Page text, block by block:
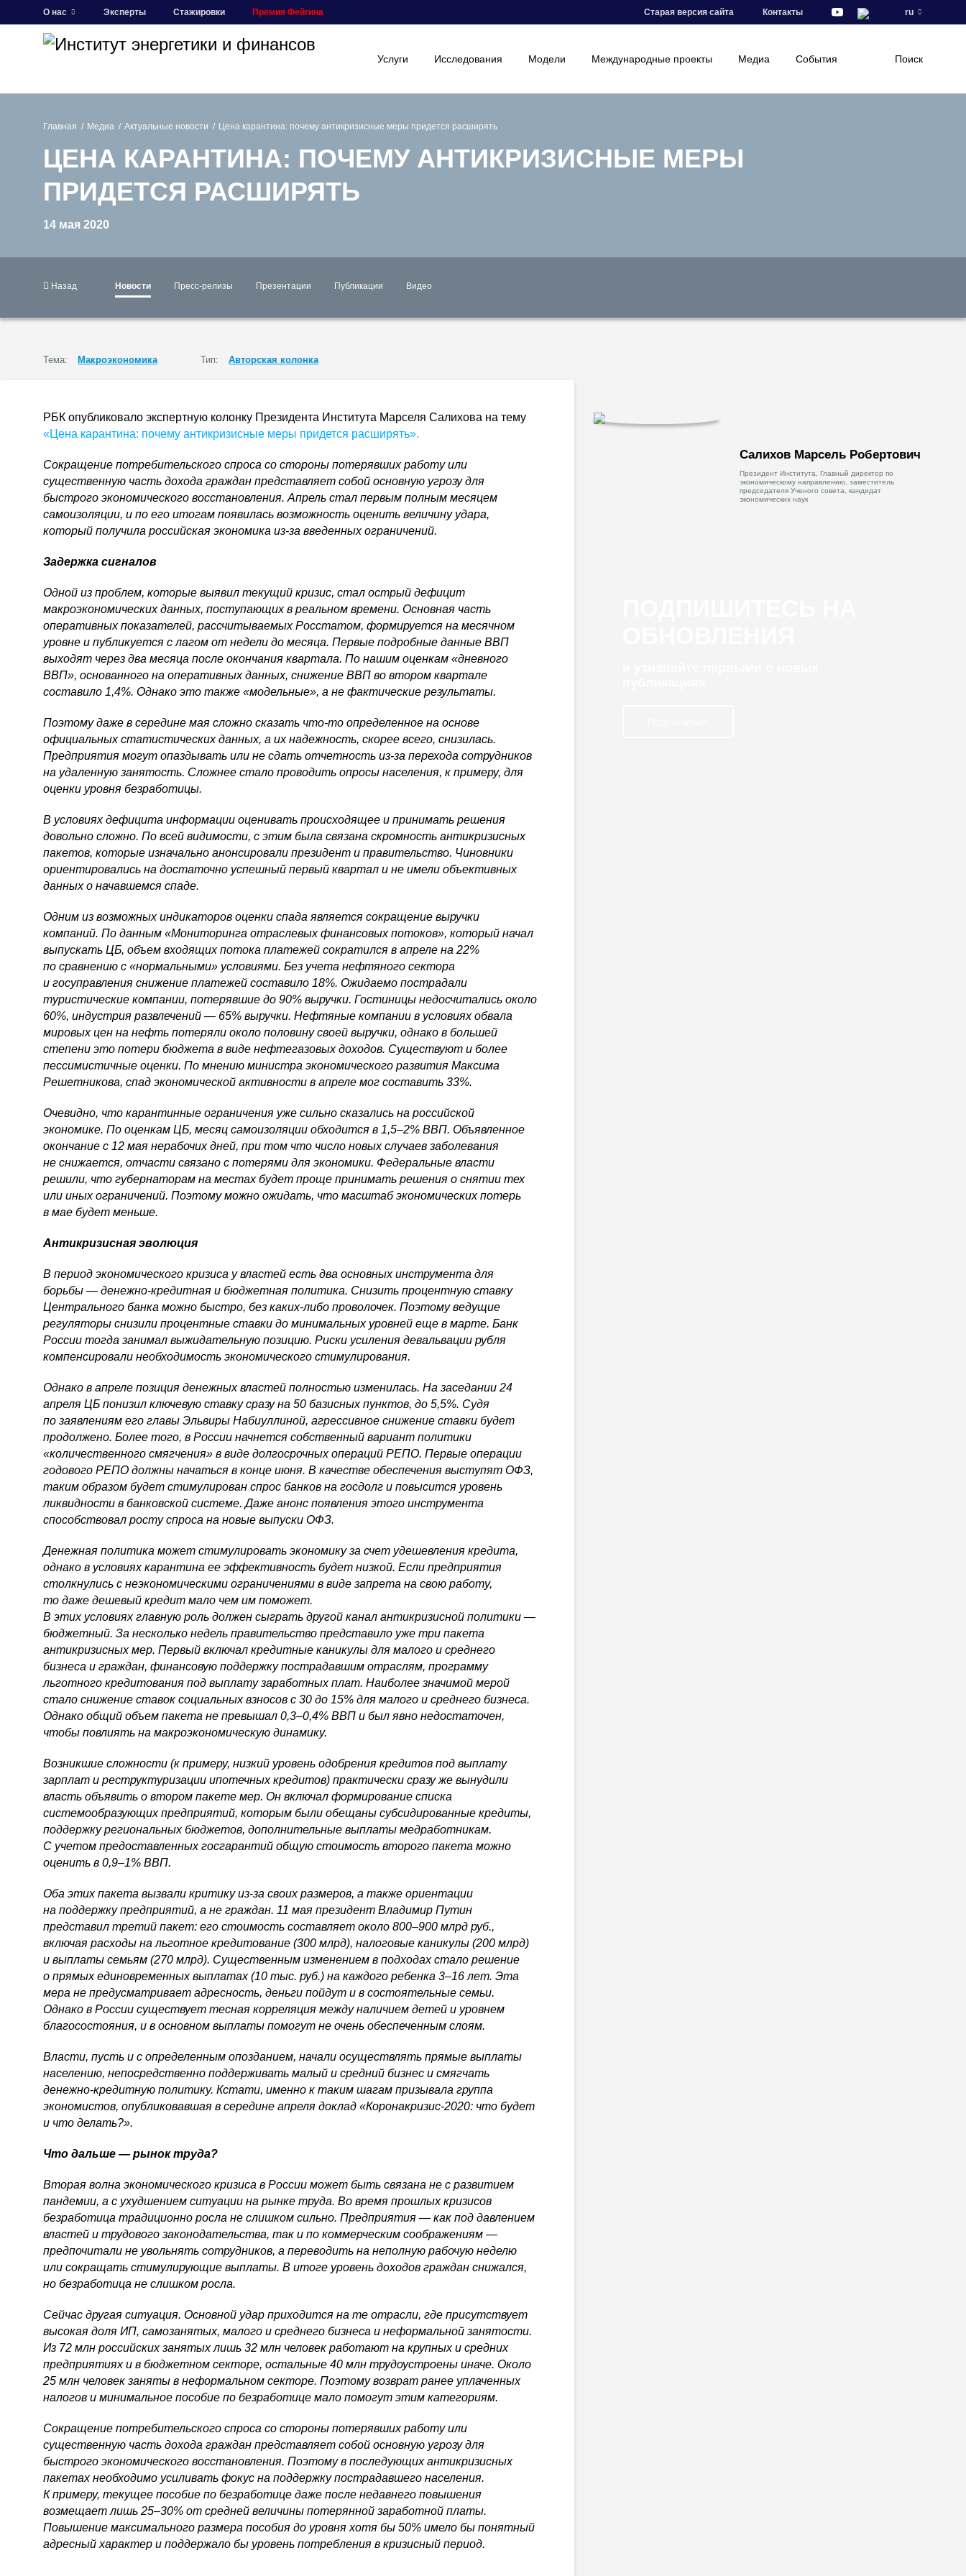
О нас Эксперты Стажировки Премия Фейгина Старая версия сайта Контакты ru
Услуги Исследования Модели Международные проекты Медиа События Поиск
Главная Медиа Актуальные новости Цена карантина: почему антикризисные меры придется расширять
ЦЕНА КАРАНТИНА: ПОЧЕМУ АНТИКРИЗИСНЫЕ МЕРЫ
ПРИДЕТСЯ РАСШИРЯТЬ
14 мая 2020
Назад Новости Пресс-релизы Презентации Публикации Видео
Тема: Макроэкономика Тип: Авторская колонка
РБК опубликовало экспертную колонку Президента Института Марселя Салихова на тему
«Цена карантина: почему антикризисные меры придется расширять».
Сокращение потребительского спроса со стороны потерявших работу или
существенную часть дохода граждан представляет собой основную угрозу для
быстрого экономического восстановления. Апрель стал первым полным месяцем
самоизоляции, и по его итогам появилась возможность оценить величину удара,
который получила российская экономика из-за введенных ограничений.
Задержка сигналов
Одной из проблем, которые выявил текущий кризис, стал острый дефицит
макроэкономических данных, поступающих в реальном времени. Основная часть
оперативных показателей, рассчитываемых Росстатом, формируется на месячном
уровне и публикуется с лагом от недели до месяца. Первые подробные данные ВВП
выходят через два месяца после окончания квартала. По нашим оценкам «дневного
ВВП», основанного на оперативных данных, снижение ВВП во втором квартале
составило 1,4%. Однако это также «модельные», а не фактические результаты.
Поэтому даже в середине мая сложно сказать что-то определенное на основе
официальных статистических данных, а их надежность, скорее всего, снизилась.
Предприятия могут опаздывать или не сдать отчетность из-за перехода сотрудников
на удаленную занятость. Сложнее стало проводить опросы населения, к примеру, для
оценки уровня безработицы.
В условиях дефицита информации оценивать происходящее и принимать решения
довольно сложно. По всей видимости, с этим была связана скромность антикризисных
пакетов, которые изначально анонсировали президент и правительство. Чиновники
ориентировались на достаточно успешный первый квартал и не имели объективных
данных о начавшемся спаде.
Одним из возможных индикаторов оценки спада является сокращение выручки
компаний. По данным «Мониторинга отраслевых финансовых потоков», который начал
выпускать ЦБ, объем входящих потока платежей сократился в апреле на 22%
по сравнению с «нормальными» условиями. Без учета нефтяного сектора
и госуправления снижение платежей составило 18%. Ожидаемо пострадали
туристические компании, потерявшие до 90% выручки. Гостиницы недосчитались около
60%, индустрия развлечений — 65% выручки. Нефтяные компании в условиях обвала
мировых цен на нефть потеряли около половину своей выручки, однако в большей
степени это потери бюджета в виде нефтегазовых доходов. Существуют и более
пессимистичные оценки. По мнению министра экономического развития Максима
Решетникова, спад экономической активности в апреле мог составить 33%.
Очевидно, что карантинные ограничения уже сильно сказались на российской
экономике. По оценкам ЦБ, месяц самоизоляции обходится в 1,5–2% ВВП. Объявленное
окончание с 12 мая нерабочих дней, при том что число новых случаев заболевания
не снижается, отчасти связано с потерями для экономики. Федеральные власти
решили, что губернаторам на местах будет проще принимать решения о снятии тех
или иных ограничений. Поэтому можно ожидать, что масштаб экономических потерь
в мае будет меньше.
Антикризисная эволюция
В период экономического кризиса у властей есть два основных инструмента для
борьбы — денежно-кредитная и бюджетная политика. Снизить процентную ставку
Центрального банка можно быстро, без каких-либо проволочек. Поэтому ведущие
регуляторы снизили процентные ставки до минимальных уровней еще в марте. Банк
России тогда занимал выжидательную позицию. Риски усиления девальвации рубля
компенсировали необходимость экономического стимулирования.
Однако в апреле позиция денежных властей полностью изменилась. На заседании 24
апреля ЦБ понизил ключевую ставку сразу на 50 базисных пунктов, до 5,5%. Судя
по заявлениям его главы Эльвиры Набиуллиной, агрессивное снижение ставки будет
продолжено. Более того, в России начнется собственный вариант политики
«количественного смягчения» в виде долгосрочных операций РЕПО. Первые операции
годового РЕПО должны начаться в конце июня. В качестве обеспечения выступят ОФЗ,
таким образом будет стимулирован спрос банков на госдолг и повысится уровень
ликвидности в банковской системе. Даже анонс появления этого инструмента
способствовал росту спроса на новые выпуски ОФЗ.
Денежная политика может стимулировать экономику за счет удешевления кредита,
однако в условиях карантина ее эффективность будет низкой. Если предприятия
столкнулись с неэкономическими ограничениями в виде запрета на свою работу,
то даже дешевый кредит мало чем им поможет.
В этих условиях главную роль должен сыграть другой канал антикризисной политики —
бюджетный. За несколько недель правительство представило уже три пакета
антикризисных мер. Первый включал кредитные каникулы для малого и среднего
бизнеса и граждан, финансовую поддержку пострадавшим отраслям, программу
льготного кредитования под выплату заработных плат. Наиболее значимой мерой
стало снижение ставок социальных взносов с 30 до 15% для малого и среднего бизнеса.
Однако общий объем пакета не превышал 0,3–0,4% ВВП и был явно недостаточен,
чтобы повлиять на макроэкономическую динамику.
Возникшие сложности (к примеру, низкий уровень одобрения кредитов под выплату
зарплат и реструктуризации ипотечных кредитов) практически сразу же вынудили
власть объявить о втором пакете мер. Он включал формирование списка
системообразующих предприятий, которым были обещаны субсидированные кредиты,
поддержку региональных бюджетов, дополнительные выплаты медработникам.
С учетом предоставленных госгарантий общую стоимость второго пакета можно
оценить в 0,9–1% ВВП.
Оба этих пакета вызвали критикуиз-за своих размеров, а также ориентации
на поддержку предприятий, а не граждан. 11 мая президент Владимир Путин
представил третий пакет: его стоимость составляет около 800–900 млрд руб.,
включая расходы на льготное кредитование (300 млрд), налоговые каникулы (200 млрд)
и выплаты семьям (270 млрд). Существенным изменением в подходах стало решение
о прямых единовременных выплатах (10 тыс. руб.) на каждого ребенка 3–16 лет. Эта
мера не предусматривает адресность, деньги пойдут и в состоятельные семьи.
Однако в России существует тесная корреляция между наличием детей и уровнем
благосостояния, и в основном выплаты помогут не очень обеспеченным слоям.
Власти, пусть и с определенным опозданием, начали осуществлять прямые выплаты
населению, непосредственно поддерживать малый и средний бизнес и смягчать
денежно-кредитную политику. Кстати, именно к таким шагам призывала группа
экономистов, опубликовавшая в середине апреля доклад «Коронакризис-2020: что будет
и что делать?».
Что дальше — рынок труда?
Вторая волна экономического кризиса в России может быть связана не с развитием
пандемии, а с ухудшением ситуации на рынке труда. Во время прошлых кризисов
безработица традиционно росла не слишком сильно. Предприятия — как под давлением
властей и трудового законодательства, так и по коммерческим соображениям —
предпочитали не увольнять сотрудников, а переводить на неполную рабочую неделю
или сокращать стимулирующие выплаты. В итоге уровень доходов граждан снижался,
но безработица не слишком росла.
Сейчас другая ситуация. Основной удар приходится на те отрасли, где присутствует
высокая доля ИП, самозанятых, малого и среднего бизнеса и неформальной занятости.
Из 72 млн российских занятых лишь 32 млн человек работают на крупных и средних
предприятиях и в бюджетном секторе, остальные 40 млн трудоустроены иначе. Около
25 млн человек заняты в неформальном секторе. Поэтому возврат ранее уплаченных
налогов и минимальное пособие по безработице мало помогут этим категориям.
Сокращение потребительского спроса со стороны потерявших работу или
существенную часть дохода граждан представляет собой основную угрозу для
быстрого экономического восстановления. Поэтому в последующих антикризисных
пакетах необходимо усиливать фокус на поддержку пострадавшего населения.
К примеру, текущее пособие по безработице даже после недавнего повышения
возмещает лишь 25–30% от средней величины потерянной заработной платы.
Повышение максимального размера пособия до уровня хотя бы 50% имело бы понятный
адресный характер и поддержало бы уровень потребления в кризисный период.
Салихов Марсель Робертович
Президент Института, Главный директор по
экономическому направлению, заместитель
председателя Ученого совета, кандидат
экономических наук